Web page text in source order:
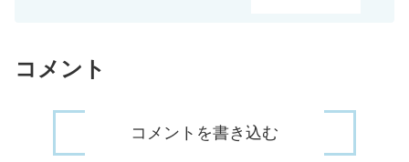
コメント
コメントを書き込む